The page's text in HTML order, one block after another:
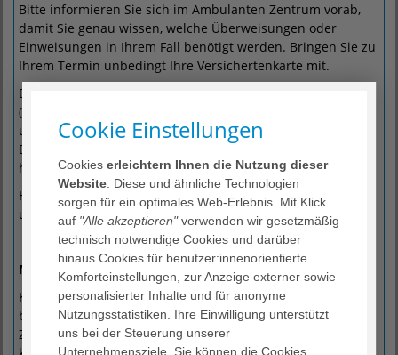
Bitte informieren Sie sich im Ambulanten Zentrum vorab,
damit Sie genau wissen, welche Überweisungen oder
Einweisungen in Ihrem Fall benötigt werden. Bringen Sie zu
Ihrem Termin unbedingt Ihre Versichertenkarte mit.
Das
(Haupteingang, rechts an der Patienteninformation vorbei)
und ist telefonisch unter (05724) 95 80 - 28 50 erreichbar.
Die Broschüre zum Ambulanten Zentrum können Sie sich
hier herunterladen:Broschüre Ambulantes Zentrum
Hier finden Sie alles Wissenswerte rund um die Aufnahme
und Anmeldung in unserer Klinik:
mehr .
Notfall-Patienten
Kommen Sie als Notfall-Patient zu uns ins Klinikum und
bedürfen einer sofortigen Behandlung, werden Sie in der
Zentralen Notaufnahme behandelt. Fehlende Dokumente
Cookie Einstellungen
Cookieserleichtern Ihnen die Nutzung dieser
Website . Diese und ähnliche Technologien
sorgen für ein optimales Web-Erlebnis. Mit Klick
auf "Alle akzeptieren"verwenden wir gesetzmäßig
technisch notwendige Cookies und darüber
hinaus Cookies für benutzer:innenorientierte
Komforteinstellungen, zur Anzeige externer sowie
personalisierter Inhalte und für anonyme
Nutzungsstatistiken. Ihre Einwilligung unterstützt
uns bei der Steuerung unserer
Unternehmensziele. Sie können die Cookies